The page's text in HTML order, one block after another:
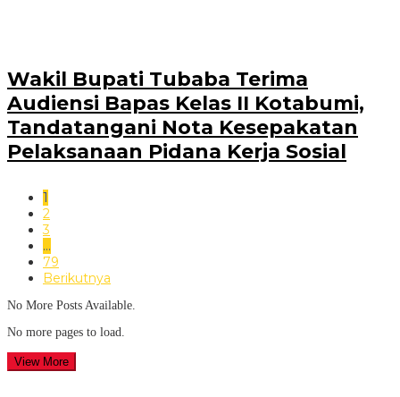
Wakil Bupati Tubaba Terima
Audiensi Bapas Kelas II Kotabumi,
Tandatangani Nota Kesepakatan
Pelaksanaan Pidana Kerja Sosial
1
2
3
…
79
Berikutnya
No More Posts Available.
No more pages to load.
View More